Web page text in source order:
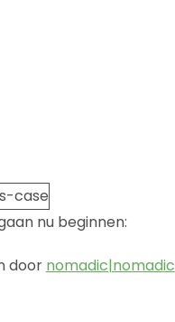
nu beginnen:
door nomadic|nomadic